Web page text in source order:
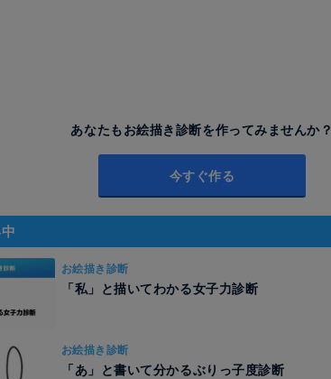
あなたもお絵描き診断を作ってみませんか？
今すぐ作る
お絵描き診断
「私」と描いてわかる女子力診断
お絵描き診断
「あ」と書いて分かるぶりっ子度診断